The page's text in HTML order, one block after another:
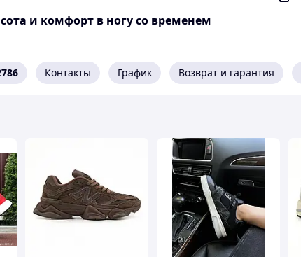
и комфорт в ногу со временем
Контакты График Возврат и гарантия